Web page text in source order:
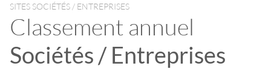
SITES SOCIÉTÉS / ENTREPRISES
Classement annuel
Sociétés / Entreprises